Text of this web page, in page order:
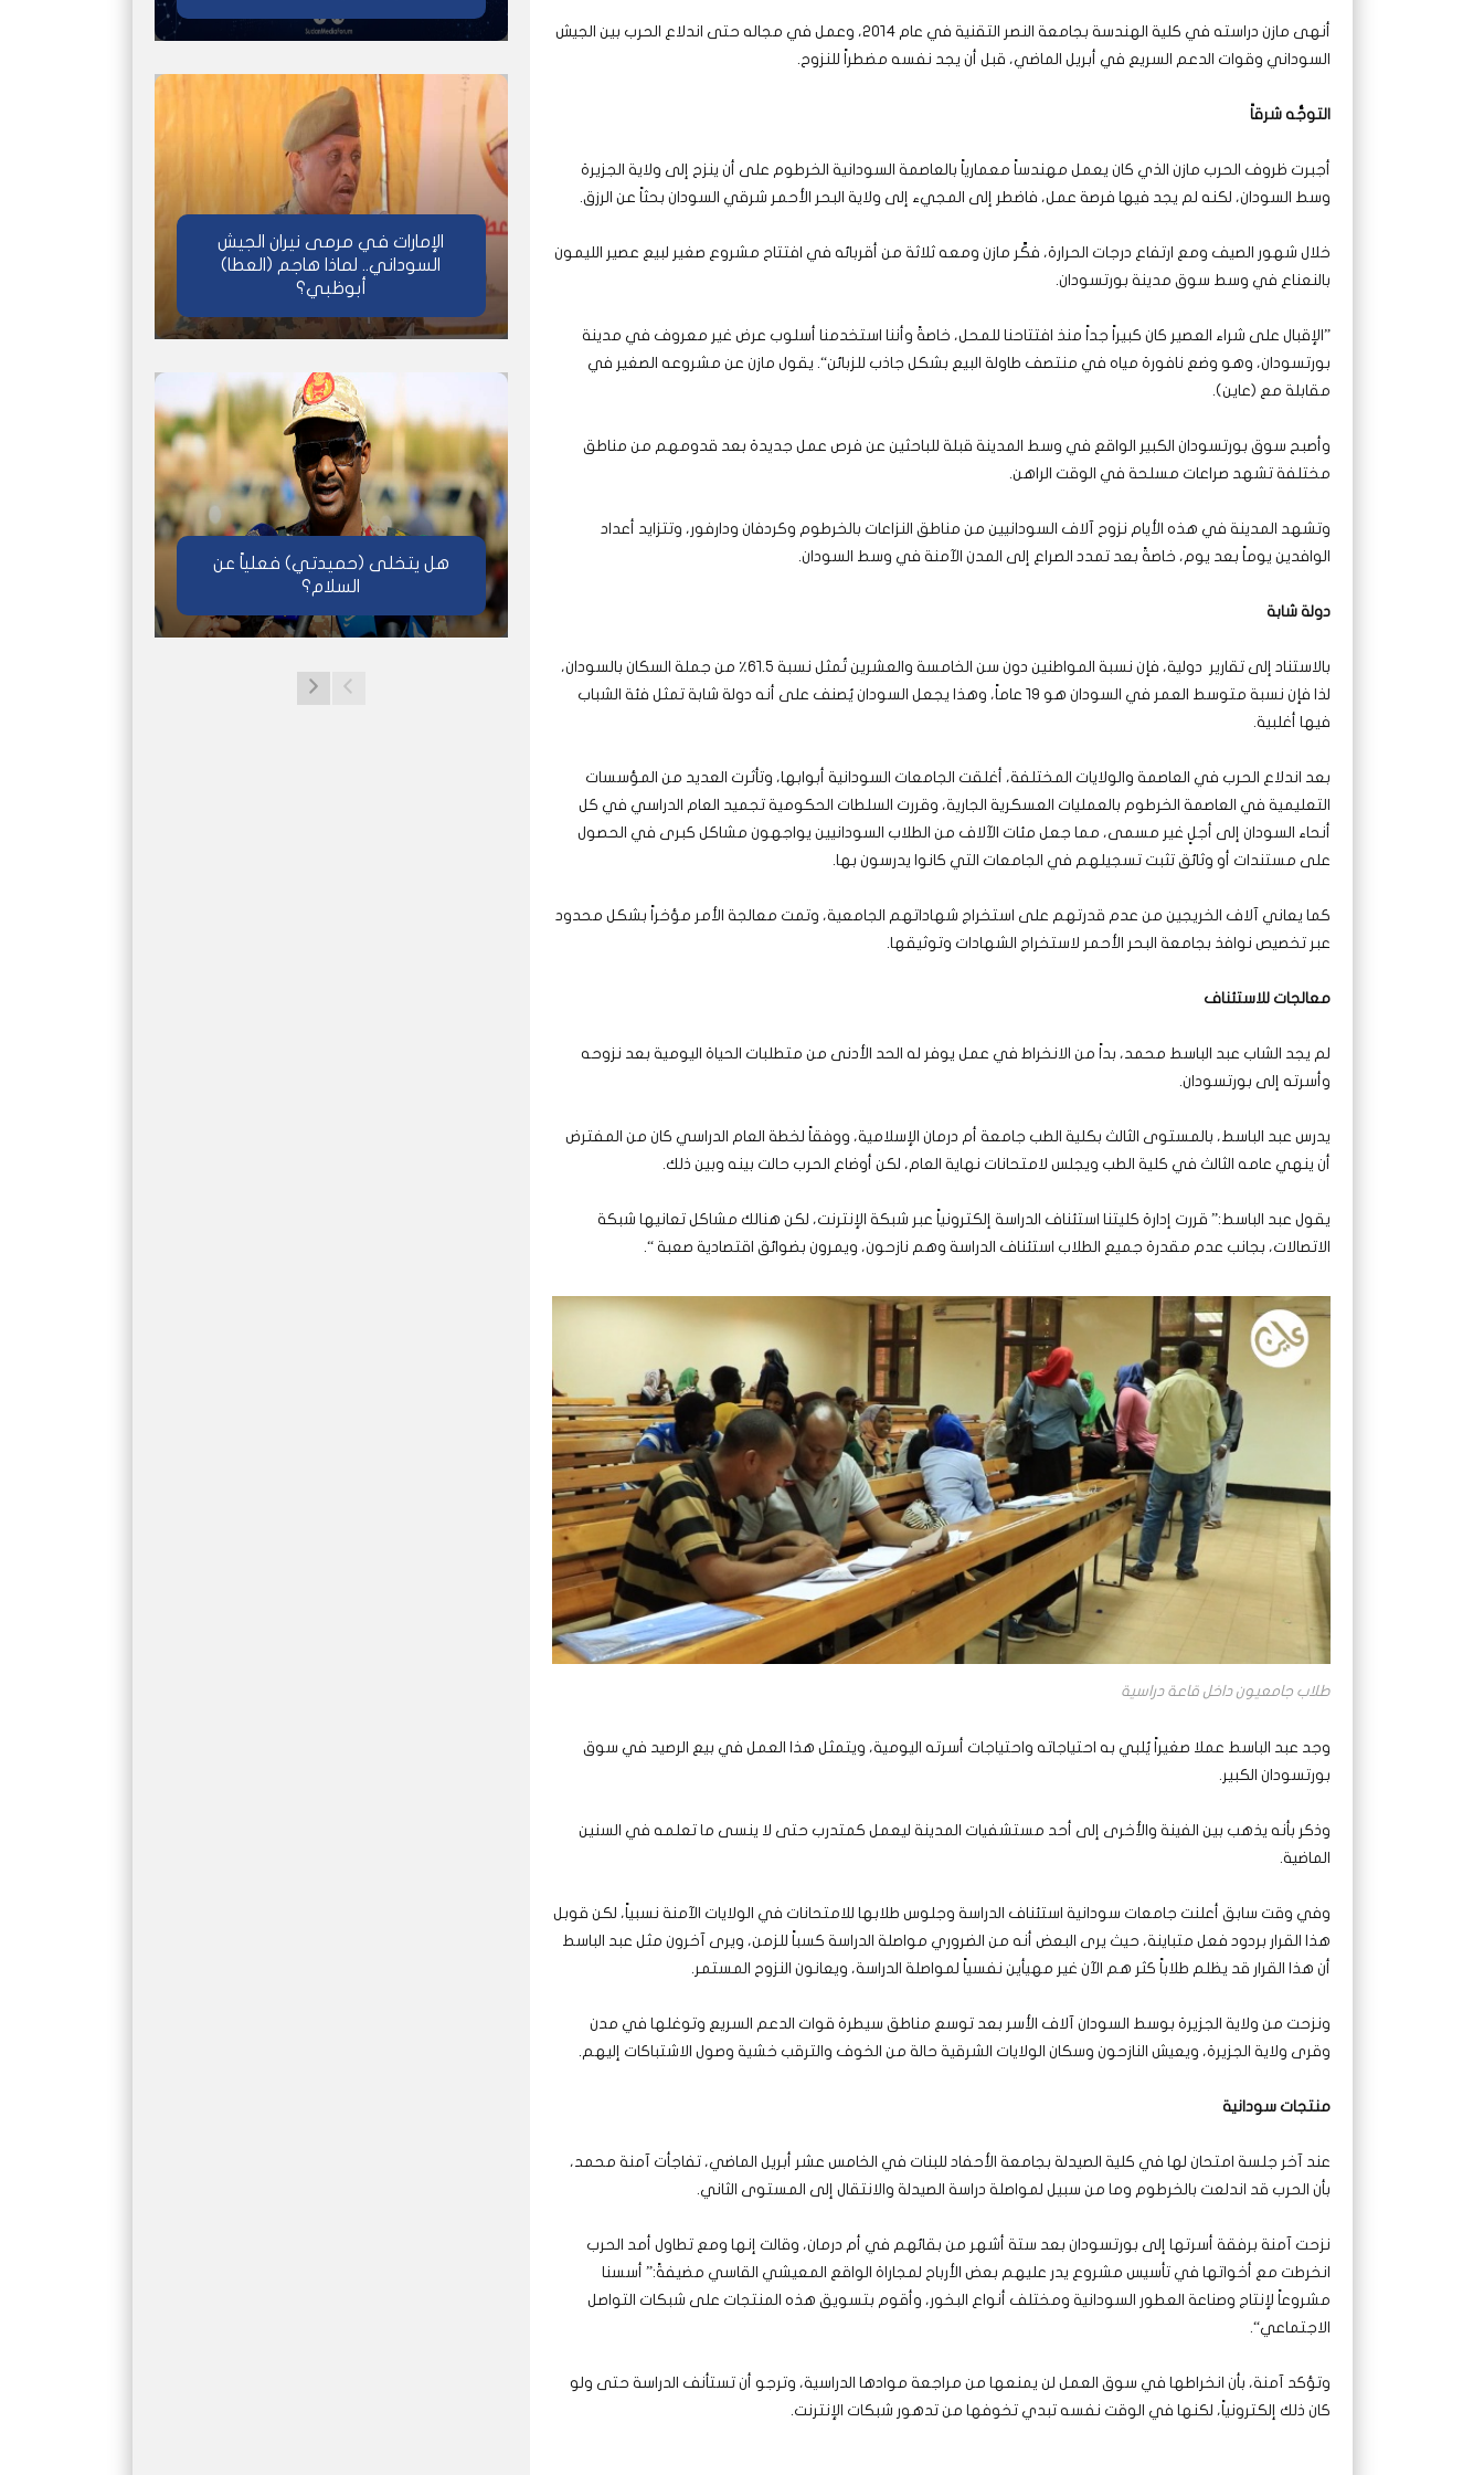
أنهى مازن دراسته في كلية الهندسة بجامعة النصر التقنية في عام ٢٠١٤، وعمل في مجاله حتى اندلاع الحرب بين الجيش
السوداني وقوات الدعم السريع في أبريل الماضي، قبل أن يجد نفسه مضطراً للنزوح.
التوجُّه شرقاً
أجبرت ظروف الحرب مازن الذي كان يعمل مهندساً معمارياً بالعاصمة السودانية الخرطوم على أن ينزح إلى ولاية الجزيرة
وسط السودان، لكنه لم يجد فيها فرصة عمل، فاضطر إلى المجيء إلى ولاية البحر الأحمر شرقي السودان بحثاً عن الرزق.
خلال شهور الصيف ومع ارتفاع درجات الحرارة، فكَّر مازن ومعه ثلاثة من أقربائه في افتتاح مشروع صغير لبيع عصير الليمون
بالنعناع في وسط سوق مدينة بورتسودان.
”الإقبال على شراء العصير كان كبيراً جداً منذ افتتاحنا للمحل، خاصةً وأننا استخدمنا أسلوب عرض غير معروف في مدينة
بورتسودان، وهو وضع نافورة مياه في منتصف طاولة البيع بشكل جاذب للزبائن“. يقول مازن عن مشروعه الصغير في
مقابلة مع (عاين).
وأصبح سوق بورتسودان الكبير الواقع في وسط المدينة قبلة للباحثين عن فرص عمل جديدة بعد قدومهم من مناطق
مختلفة تشهد صراعات مسلحة في الوقت الراهن.
وتشهد المدينة في هذه الأيام نزوح آلاف السودانيين من مناطق النزاعات بالخرطوم وكردفان ودارفور، وتتزايد أعداد
الوافدين يوماً بعد يوم، خاصةً بعد تمدد الصراع إلى المدن الآمنة في وسط السودان.
دولة شابة
بالاستناد إلى تقارير دولية، فإن نسبة المواطنين دون سن الخامسة والعشرين تُمثل نسبة ٦١.٥٪ من جملة السكان بالسودان،
لذا فإن نسبة متوسط العمر في السودان هو ١٩ عاماً، وهذا يجعل السودان يُصنف على أنه دولة شابة تمثل فئة الشباب
فيها أغلبية.
بعد اندلاع الحرب في العاصمة والولايات المختلفة، أغلقت الجامعات السودانية أبوابها، وتأثرت العديد من المؤسسات
التعليمية في العاصمة الخرطوم بالعمليات العسكرية الجارية، وقررت السلطات الحكومية تجميد العام الدراسي في كل
أنحاء السودان إلى أجلٍ غير مسمى، مما جعل مئات الآلاف من الطلاب السودانيين يواجهون مشاكل كبرى في الحصول
على مستندات أو وثائق تثبت تسجيلهم في الجامعات التي كانوا يدرسون بها.
كما يعاني آلاف الخريجين من عدم قدرتهم على استخراج شهاداتهم الجامعية، وتمت معالجة الأمر مؤخراً بشكل محدود
عبر تخصيص نوافذ بجامعة البحر الأحمر لاستخراج الشهادات وتوثيقها.
معالجات للاستئناف
لم يجد الشاب عبد الباسط محمد، بداً من الانخراط في عمل يوفر له الحد الأدنى من متطلبات الحياة اليومية بعد نزوحه
وأسرته إلى بورتسودان.
يدرس عبد الباسط، بالمستوى الثالث بكلية الطب جامعة أم درمان الإسلامية، ووفقاً لخطة العام الدراسي كان من المفترض
أن ينهي عامه الثالث في كلية الطب ويجلس لامتحانات نهاية العام، لكن أوضاع الحرب حالت بينه وبين ذلك.
يقول عبد الباسط:” قررت إدارة كليتنا استئناف الدراسة إلكترونياً عبر شبكة الإنترنت، لكن هنالك مشاكل تعانيها شبكة
الاتصالات، بجانب عدم مقدرة جميع الطلاب استئناف الدراسة وهم نازحون، ويمرون بضوائق اقتصادية صعبة “.
طلاب جامعيون داخل قاعة دراسية
وجد عبد الباسط عملا صغيراً يُلبي به احتياجاته واحتياجات أسرته اليومية، ويتمثل هذا العمل في بيع الرصيد في سوق
بورتسودان الكبير.
وذكر بأنه يذهب بين الفينة والأخرى إلى أحد مستشفيات المدينة ليعمل كمتدرب حتى لا ينسى ما تعلمه في السنين
الماضية.
وفي وقت سابق أعلنت جامعات سودانية استئناف الدراسة وجلوس طلابها للامتحانات في الولايات الآمنة نسبياً، لكن قوبل
هذا القرار بردود فعل متباينة، حيث يرى البعض أنه من الضروري مواصلة الدراسة كسباً للزمن، ويرى آخرون مثل عبد الباسط
أن هذا القرار قد يظلم طلاباً كثر هم الآن غير مهيأين نفسياً لمواصلة الدراسة، ويعانون النزوح المستمر.
ونزحت من ولاية الجزيرة بوسط السودان آلاف الأسر بعد توسع مناطق سيطرة قوات الدعم السريع وتوغلها في مدن
وقرى ولاية الجزيرة، ويعيش النازحون وسكان الولايات الشرقية حالة من الخوف والترقب خشية وصول الاشتباكات إليهم.
منتجات سودانية
عند آخر جلسة امتحان لها في كلية الصيدلة بجامعة الأحفاد للبنات في الخامس عشر أبريل الماضي، تفاجأت آمنة محمد،
بأن الحرب قد اندلعت بالخرطوم وما من سبيل لمواصلة دراسة الصيدلة والانتقال إلى المستوى الثاني.
نزحت آمنة برفقة أسرتها إلى بورتسودان بعد ستة أشهر من بقائهم في أم درمان، وقالت إنها ومع تطاول أمد الحرب
انخرطت مع أخواتها في تأسيس مشروع يدر عليهم بعض الأرباح لمجاراة الواقع المعيشي القاسي مضيفةً:” أسسنا
مشروعاً لإنتاج وصناعة العطور السودانية ومختلف أنواع البخور، وأقوم بتسويق هذه المنتجات على شبكات التواصل
الاجتماعي“.
وتؤكد آمنة، بأن انخراطها في سوق العمل لن يمنعها من مراجعة موادها الدراسية، وترجو أن تستأنف الدراسة حتى ولو
كان ذلك إلكترونياً، لكنها في الوقت نفسه تبدي تخوفها من تدهور شبكات الإنترنت.
الإمارات في مرمى نيران الجيش
السوداني.. لماذا هاجم (العطا)
أبوظبي؟
هل يتخلى (حميدتي) فعلياً عن
السلام؟